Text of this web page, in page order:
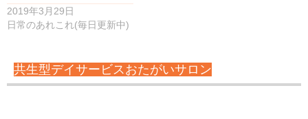
2019年3月29日
日常のあれこれ(毎日更新中)
共生型デイサービスおたがいサロン